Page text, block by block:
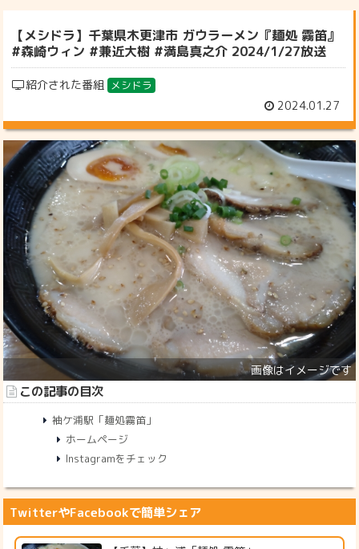
【メシドラ】千葉県木更津市 ガウラーメン『麺処 霧笛』
#森崎ウィン #兼近大樹 #満島真之介 2024/1/27放送
紹介された番組 メシドラ
2024.01.27
この記事の目次
袖ケ浦駅「麺処霧笛」
ホームページ
Instagramをチェック
TwitterやFacebookで簡単シェア